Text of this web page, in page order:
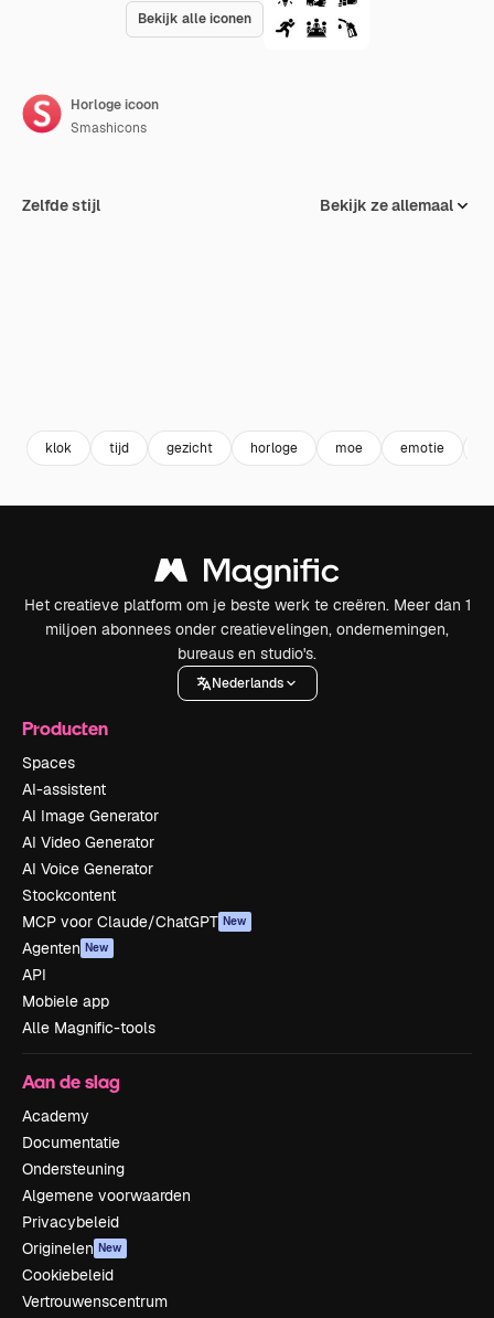
Bekijk alle iconen
Horloge icoon
Smashicons
Zelfde stijl Bekijk ze allemaal
klok tijd gezicht horloge moe emotie
Het creatieve platform om je beste werk te creëren. Meer dan 1
miljoen abonnees onder creatievelingen, ondernemingen,
bureaus en studio's.
Nederlands
Producten
Spaces
AI-assistent
AI Image Generator
AI Video Generator
AI Voice Generator
Stockcontent
MCP voor Claude/ChatGPT New
Agenten New
API
Mobiele app
Alle Magnific-tools
Aan de slag
Academy
Documentatie
Ondersteuning
Algemene voorwaarden
Privacybeleid
Originelen New
Cookiebeleid
Vertrouwenscentrum